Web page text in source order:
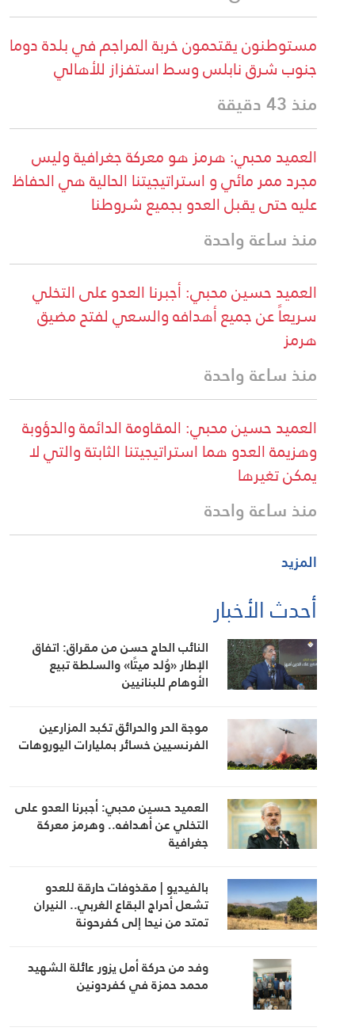
مستوطنون يقتحمون خربة المراجم في بلدة دوما
جنوب شرق نابلس وسط استفزاز للأهالي
منذ 43 دقيقة
العميد محبي: هرمز هو معركة جغرافية وليس
مجرد ممر مائي و استراتيجيتنا الحالية هي الحفاظ
عليه حتى يقبل العدو بجميع شروطنا
منذ ساعة واحدة
العميد حسين محبي: أجبرنا العدو على التخلي
سريعاً عن جميع أهدافه والسعي لفتح مضيق
هرمز
منذ ساعة واحدة
العميد حسين محبي: المقاومة الدائمة والدؤوبة
وهزيمة العدو هما استراتيجيتنا الثابتة والتي لا
يمكن تغيرها
منذ ساعة واحدة
المزيد
أحدث الأخبار
النائب الحاج حسن من مقراق: اتفاق
الإطار «وُلد ميتًا» والسلطة تبيع
الأوهام للبنانيين
موجة الحر والحرائق تكبد المزارعين
الفرنسيين خسائر بمليارات اليوروهات
العميد حسين محبي: أجبرنا العدو على
التخلي عن أهدافه.. وهرمز معركة
جغرافية
بالفيديو | مقذوفات حارقة للعدو
تشعل أحراج البقاع الغربي.. النيران
تمتد من نيحا إلى كفرحونة
وفد من حركة أمل يزور عائلة الشهيد
محمد حمزة في كفردونين